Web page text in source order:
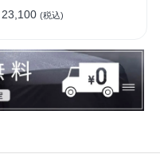
(税込)